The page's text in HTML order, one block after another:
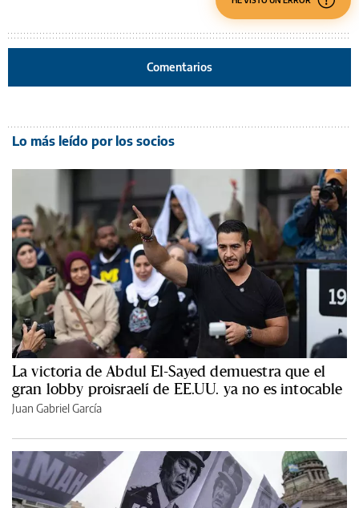
Comentarios
Lo más leído por los socios
La victoria de Abdul El-Sayed demuestra que el
gran lobby proisraelí de EE.UU. ya no es intocable
Juan Gabriel García